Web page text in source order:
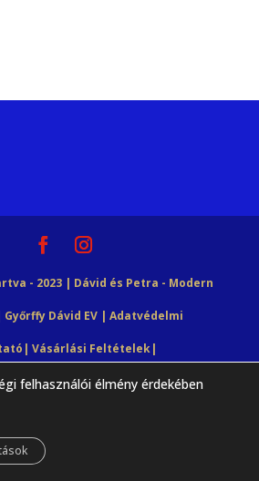
- 2023 | Dávid és Petra - Modern
Dávid EV | Adatvédelmi
| Vásárlási Feltételek|
XYZScripts.com
felhasználói élmény érdekében